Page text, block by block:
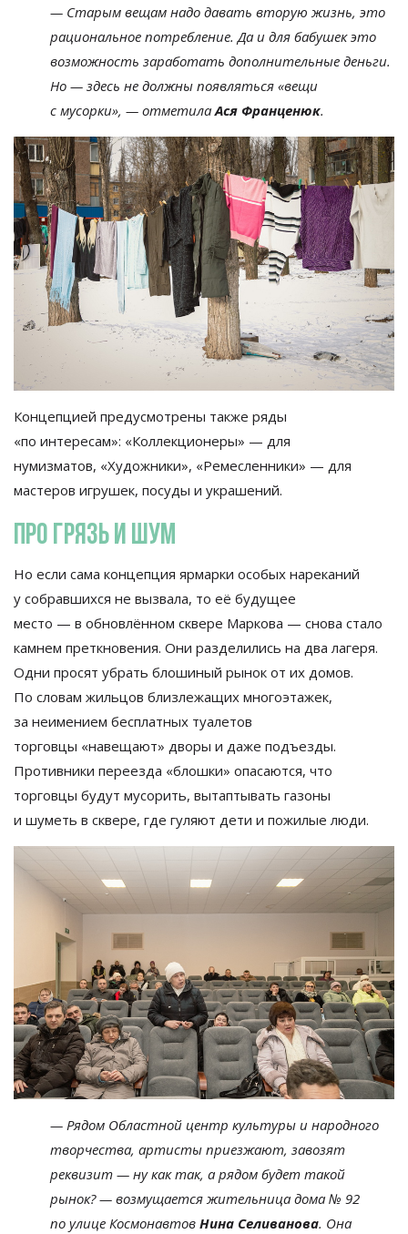
— Старым вещам надо давать вторую жизнь, это
рациональное потребление. Да и для бабушек это
возможность заработать дополнительные деньги.
Но — здесь не должны появляться «вещи
с мусорки», — отметилаАся Франценюк.
Концепцией предусмотрены также ряды
«по интересам»: «Коллекционеры» — для
нумизматов, «Художники», «Ремесленники» — для
мастеров игрушек, посуды и украшений.
Про грязь и шум
Но если сама концепция ярмарки особых нареканий
у собравшихся не вызвала, то её будущее
место — в обновлённом сквере Маркова — снова стало
камнем преткновения. Они разделились на два лагеря.
Одни просят убрать блошиный рынок от их домов.
По словам жильцов близлежащих многоэтажек,
за неимением бесплатных туалетов
торговцы «навещают» дворы и даже подъезды.
Противники переезда «блошки» опасаются, что
торговцы будут мусорить, вытаптывать газоны
и шуметь в сквере, где гуляют дети и пожилые люди.
— Рядом Областной центр культуры и народного
творчества, артисты приезжают, завозят
реквизит — ну как так, а рядом будет такой
рынок?— возмущается жительница дома № 92
по улице Космонавтов Нина Селиванова. Она